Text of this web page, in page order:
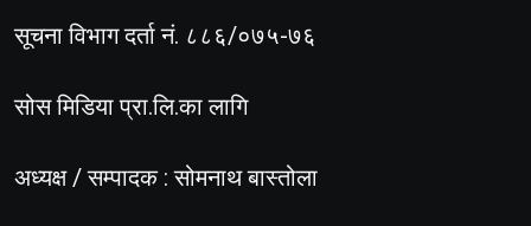
सूचना विभाग दर्ता नं. ८८६/०७५-७६
सोस मिडिया प्रा.लि.का लागि
अध्यक्ष / सम्पादक : सोमनाथ बास्तोला